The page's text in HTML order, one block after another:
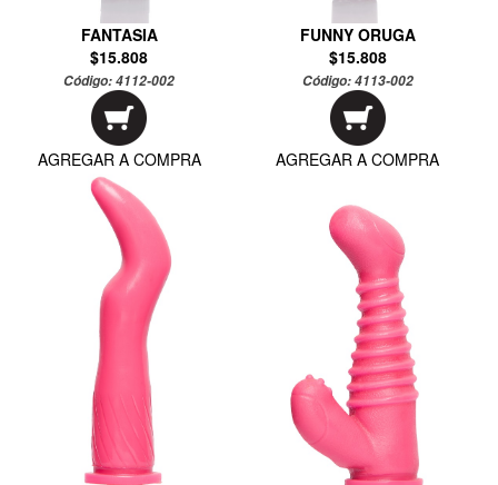
FANTASIA
$15.808
Código:4112-002
AGREGAR A COMPRA
FUNNY ORUGA
$15.808
Código:4113-002
AGREGAR A COMPRA